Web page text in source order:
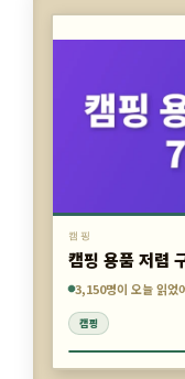
4,770명이 오늘
캠핑
캠핑 용품 저렴
3,150명이 오늘 읽었
캠핑
4,395명이 오늘